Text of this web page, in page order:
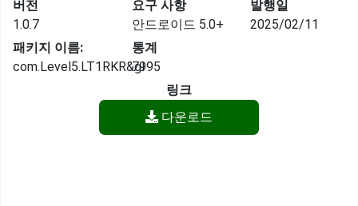
버전
1.0.7
요구 사항
안드로이드 5.0+
발행일
2025/02/11
패키지 이름:
com.Level5.LT1RKR&gl
통계
7995
링크
다운로드